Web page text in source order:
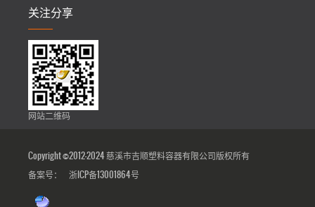
关注分享
网站二维码
Copyright ©2012-2024 慈溪市吉顺塑料容器有限公司版权所有
备案号：
浙ICP备13001864号